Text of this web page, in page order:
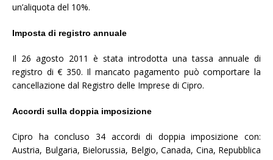
un’aliquota del 10%.
Imposta di registro annuale
Il 26 agosto 2011 è stata introdotta una tassa annuale di
registro di € 350. Il mancato pagamento può comportare la
cancellazione dal Registro delle Imprese di Cipro.
Accordi sulla doppia imposizione
Cipro ha concluso 34 accordi di doppia imposizione con:
Austria, Bulgaria, Bielorussia, Belgio, Canada, Cina, Repubblica